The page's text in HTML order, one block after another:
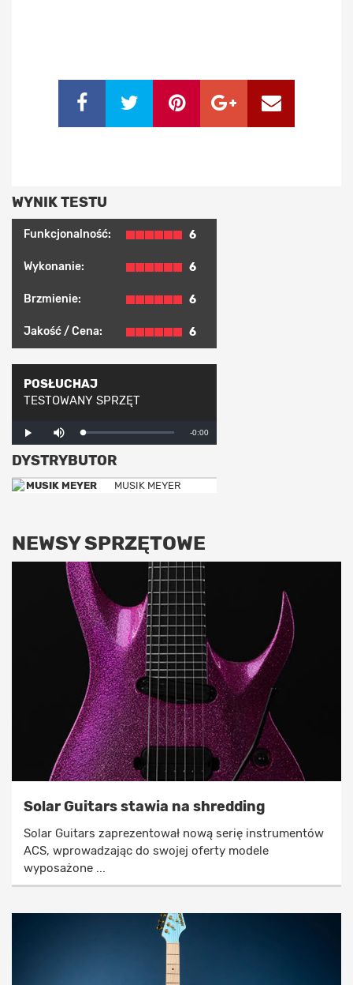
WYNIK TESTU
Funkcjonalność: 6
Wykonanie: 6
Brzmienie: 6
Jakość / Cena: 6
POSŁUCHAJ
TESTOWANY SPRZĘT
Play
Loaded:
0%
Progress:
0%
Remaining
-0:00
DYSTRYBUTOR
MUSIK MEYER
NEWSY SPRZĘTOWE
Solar Guitars stawia na shredding
Solar Guitars zaprezentował nową serię instrumentów
ACS, wprowadzając do swojej oferty modele
wyposażone ...